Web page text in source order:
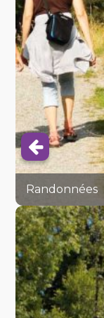
Randonnées